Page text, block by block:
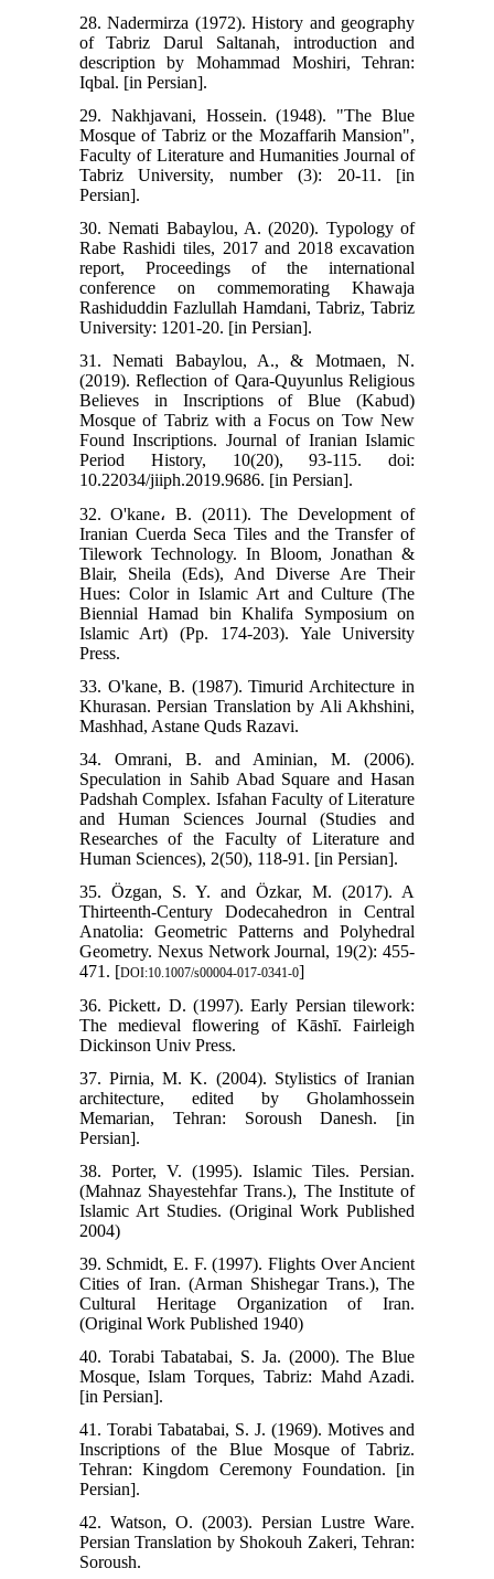
28. Nadermirza (1972). History and geography
of Tabriz Darul Saltanah, introduction and
description by Mohammad Moshiri, Tehran:
Iqbal. [in Persian].
29. Nakhjavani, Hossein. (1948). "The Blue
Mosque of Tabriz or the Mozaffarih Mansion",
Faculty of Literature and Humanities Journal of
Tabriz University, number (3): 20-11. [in
Persian].
30. Nemati Babaylou, A. (2020). Typology of
Rabe Rashidi tiles, 2017 and 2018 excavation
report, Proceedings of the international
conference on commemorating Khawaja
Rashiduddin Fazlullah Hamdani, Tabriz, Tabriz
University: 1201-20. [in Persian].
31. Nemati Babaylou, A., & Motmaen, N.
(2019). Reflection of Qara-Quyunlus Religious
Believes in Inscriptions of Blue (Kabud)
Mosque of Tabriz with a Focus on Tow New
Found Inscriptions. Journal of Iranian Islamic
Period History, 10(20), 93-115. doi:
10.22034/jiiph.2019.9686. [in Persian].
32. O'kane، B. (2011). The Development of
Iranian Cuerda Seca Tiles and the Transfer of
Tilework Technology. In Bloom, Jonathan &
Blair, Sheila (Eds), And Diverse Are Their
Hues: Color in Islamic Art and Culture (The
Biennial Hamad bin Khalifa Symposium on
Islamic Art) (Pp. 174-203). Yale University
Press.
33. O'kane, B. (1987). Timurid Architecture in
Khurasan. Persian Translation by Ali Akhshini,
Mashhad, Astane Quds Razavi.
34. Omrani, B. and Aminian, M. (2006).
Speculation in Sahib Abad Square and Hasan
Padshah Complex. Isfahan Faculty of Literature
and Human Sciences Journal (Studies and
Researches of the Faculty of Literature and
Human Sciences), 2(50), 118-91. [in Persian].
35. Özgan, S. Y. and Özkar, M. (2017). A
Thirteenth-Century Dodecahedron in Central
Anatolia: Geometric Patterns and Polyhedral
Geometry. Nexus Network Journal, 19(2): 455-
471. [DOI:10.1007/s00004-017-0341-0]
36. Pickett، D. (1997). Early Persian tilework:
The medieval flowering of Kāshī. Fairleigh
37. Pirnia, M. K. (2004). Stylistics of Iranian
architecture, edited by Gholamhossein
Memarian, Tehran: Soroush Danesh. [in
Persian].
38. Porter, V. (1995). Islamic Tiles. Persian.
(Mahnaz Shayestehfar Trans.), The Institute of
Islamic Art Studies. (Original Work Published
2004)
39. Schmidt, E. F. (1997). Flights Over Ancient
Cities of Iran. (Arman Shishegar Trans.), The
Cultural Heritage Organization of Iran.
(Original Work Published 1940)
40. Torabi Tabatabai, S. Ja. (2000). The Blue
Mosque, Islam Torques, Tabriz: Mahd Azadi.
[in Persian].
41. Torabi Tabatabai, S. J. (1969). Motives and
Inscriptions of the Blue Mosque of Tabriz.
Tehran: Kingdom Ceremony Foundation. [in
Persian].
42. Watson, O. (2003). Persian Lustre Ware.
Persian Translation by Shokouh Zakeri, Tehran:
Soroush.